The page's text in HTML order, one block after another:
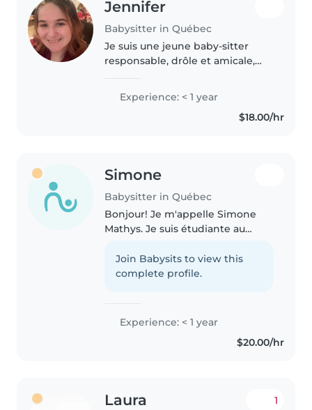
Jennifer
Babysitter in Québec
Je suis une jeune baby-sitter
responsable, drôle et amicale,
enfants avec soin et
enthousiasme. Bien que je sois
nouvelle dans le domaine, je
Experience: < 1 year
$18.00/hr
Simone
Babysitter in Québec
Bonjour! Je m'appelle Simone
Mathys. Je suis étudiante au
16 et j'ai de l'expérience dans le
domaine de gardiennage! Au
Join Babysits to view this
complete profile.
Experience: < 1 year
$20.00/hr
Laura 1